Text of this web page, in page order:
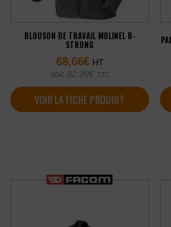
BLOUSON DE TRAVAIL MOLINEL B-
STRONG
68,66€ HT
soit 82,39€ TTC
VOIR LA FICHE PRODUIT